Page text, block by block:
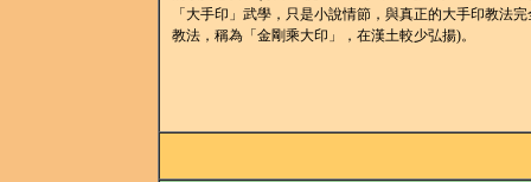
「大手印」武學，只是小說情節，與真正的大手印教法
教法，稱為「金剛乘大印」，在漢土較少弘揚)。